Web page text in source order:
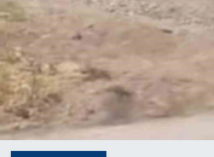
EĞİTİM
EKONOMİ